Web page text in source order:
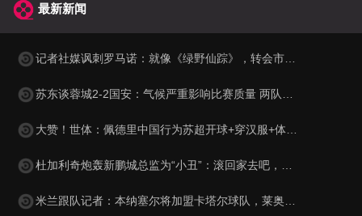
最新新闻
记者社媒讽刺罗马诺：就像《绿野仙踪》，转会市场网红俱乐部
苏东谈蓉城2-2国安：气候严重影响比赛质量 两队下半场才发力
大赞！世体：佩德里中国行为苏超开球+穿汉服+体验蹴鞠，备受欢迎
杜加利奇炮轰新鹏城总监为“小丑”：滚回家去吧，你根本不懂足球
米兰跟队记者：本纳塞尔将加盟卡塔尔球队，莱奥受土耳其豪门追捧